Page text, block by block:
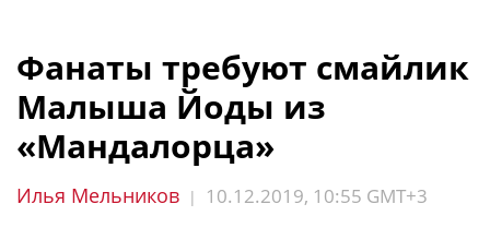
Фанаты требуют смайлик
Малыша Йоды из
«Мандалорца»
Илья Мельников | 10.12.2019, 10:55 GMT+3